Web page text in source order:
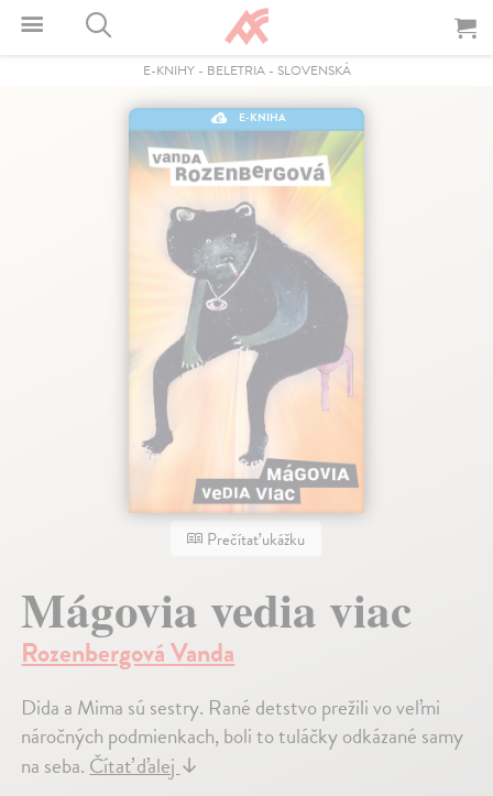
E-KNIHY- BELETRIA- SLOVENSKÁ
E-KNIHA
Prečítať ukážku
Mágovia vedia viac
Rozenbergová Vanda
Dida a Mima sú sestry. Rané detstvo prežili vo veľmi
náročných podmienkach, boli to tuláčky odkázané samy
na seba.Čítať ďalej↓